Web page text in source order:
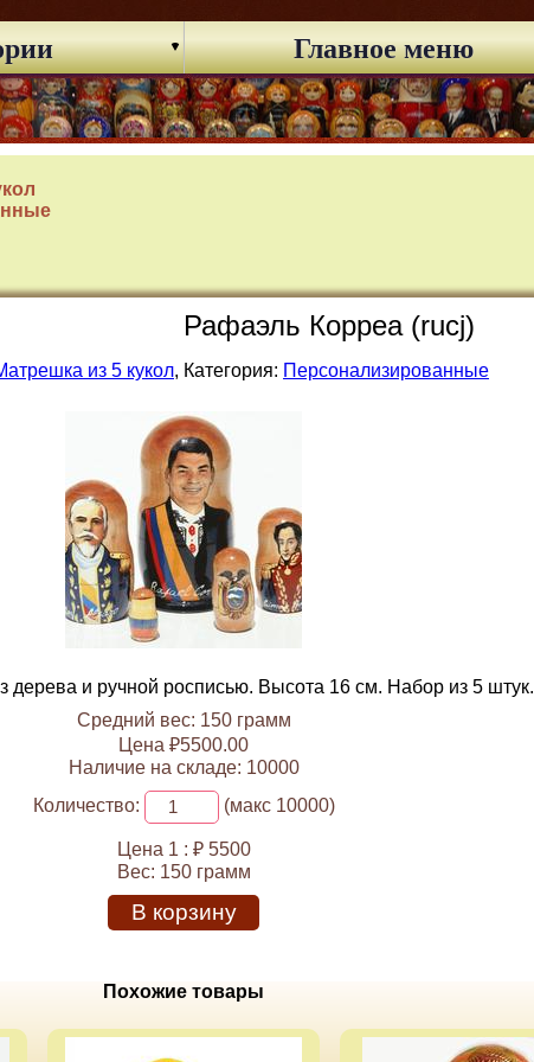
Главное меню
Рафаэль Корреа (rucj)
из 5 кукол, Категория: Персонализированные
дерева и ручной росписью. Высота 16 см. Набор из 5 штук.
Средний вес: 150 грамм
Цена ₽5500.00
Наличие на складе: 10000
Количество:
(макс 10000)
Цена 1 : ₽ 5500
Вес: 150 грамм
В корзину
Похожие товары